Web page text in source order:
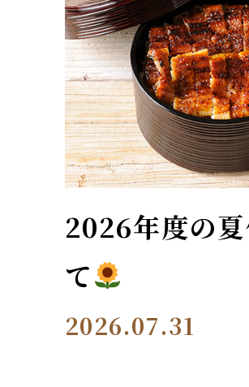
2026年度の
て
2026.07.31